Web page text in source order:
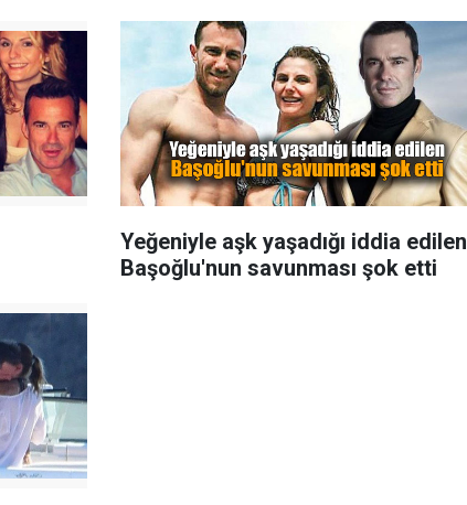
Yeğeniyle aşk yaşadığı iddia edilen
Başoğlu'nun savunması şok etti